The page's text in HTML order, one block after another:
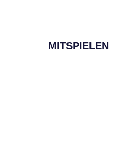
MITSPIELEN